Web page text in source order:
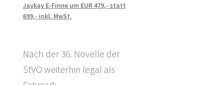
Jaykay E-Finne um EUR 479,- statt
699,- inkl. MwSt.
Nach der 36. Novelle der
StVO weiterhin legal als